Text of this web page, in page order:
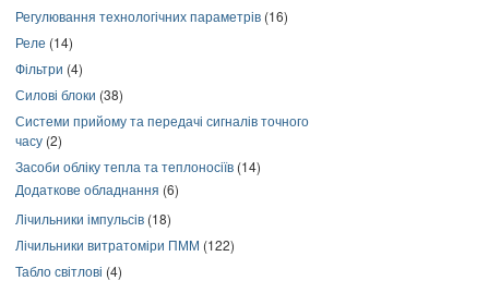
Регулювання технологічних параметрів (16)
Реле (14)
Фільтри (4)
Силові блоки (38)
Системи прийому та передачі сигналів точного
часу (2)
Засоби обліку тепла та теплоносіїв (14)
Додаткове обладнання (6)
Лічильники імпульсів (18)
Лічильники витратоміри ПММ (122)
Табло світлові (4)